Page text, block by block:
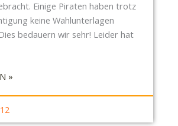
Einige Piraten haben trotz
keine Wahlunterlagen
bedauern wir sehr! Leider hat
»: